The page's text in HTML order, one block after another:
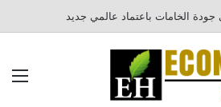
جودة الخامات باعتماد عالمي جديد